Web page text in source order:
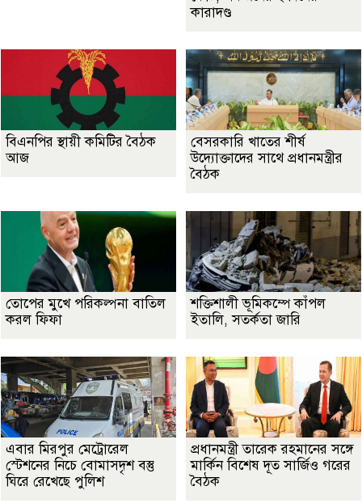
কারাদণ্ড
বিএনপির স্থায়ী কমিটির বৈঠক
আজ
বেসরকারি খাতের শীর্ষ
উদ্যোক্তাদের সাথে প্রধানমন্ত্রীর
বৈঠক
তোপের মুখে পরিকল্পনা বাতিল
করল ফিফা
শক্তিশালী ভূমিকম্পে কাঁপল
ইতালি, সতর্কতা জারি
এবার মিরপুর মেট্রোরেল
স্টেশনের নিচে বোমাসদৃশ বস্তু
ঘিরে রেখেছে পুলিশ
প্রধানমন্ত্রী তারেক রহমানের সঙ্গে
মার্কিন বিশেষ দূত সার্জিও গরের
বৈঠক